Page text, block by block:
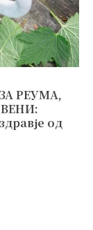
РЕУМА,
од